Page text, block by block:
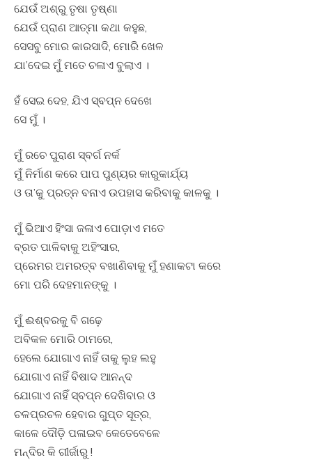
ଯେଉଁ ଅଶ୍ରୁ ତୃଷା ତୃଷ୍ଣା
ଯେଉଁ ପ୍ରାଣ ଆତ୍ମା କଥା କହୁଛ,
ସେସବୁ ମୋର କାରସାଦି, ମୋରି ଖେଳ
ଯା’ଦେଇ ମୁଁ ମତେ ଚଳାଏ ବୁଲାଏ ।
ହଁ ସେଇ ଦେହ, ଯିଏ ସ୍ବପ୍ନ ଦେଖେ
ସେ ମୁଁ ।
ମୁଁ ରଚେ ପୁରାଣ ସ୍ବର୍ଗ ନର୍କ
ମୁଁ ନିର୍ମାଣ କରେ ପାପ ପୁଣ୍ୟର କାରୁକାର୍ଯ୍ୟ
ଓ ତା’କୁ ପ୍ରତ୍ନ ବନାଏ ଉପହାସ କରିବାକୁ କାଳକୁ ।
ମୁଁ ଭିଆଏ ହିଂସା ଜଳାଏ ପୋଡ଼ାଏ ମତେ
ବ୍ରତ ପାଳିବାକୁ ଅହିଂସାର,
ପ୍ରେମର ଅମରତ୍ବ ବଖାଣିବାକୁ ମୁଁ ହଣାକଟା କରେ
ମୋ ପରି ଦେହମାନଙ୍କୁ ।
ମୁଁ ଈଶ୍ବରକୁ ବି ଗଢ଼େ
ଅବିକଳ ମୋରି ଠାମରେ,
ହେଲେ ଯୋଗାଏ ନାହିଁ ତାକୁ ଲୁହ ଲହୁ
ଯୋଗାଏ ନାହିଁ ବିଷାଦ ଆନନ୍ଦ
ଯୋଗାଏ ନାହିଁ ସ୍ବପ୍ନ ଦେଖିବାର ଓ
ଚଳପ୍ରଚଳ ହେବାର ଗୁପ୍ତ ସୂତ୍ର,
କାଳେ ଦୌଡ଼ି ପଳାଇବ କେତେବେଳେ
ମନ୍ଦିର କି ଗୀର୍ଜାରୁ !